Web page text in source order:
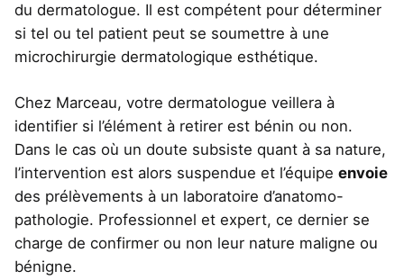
du dermatologue. Il est compétent pour déterminer
si tel ou tel patient peut se soumettre à une
microchirurgie dermatologique esthétique.
Chez Marceau, votre dermatologue veillera à
identifier si l’élément à retirer est bénin ou non.
Dans le cas où un doute subsiste quant à sa nature,
l’intervention est alors suspendue et l’équipe envoie
des prélèvements à un laboratoire d’anatomo-
pathologie. Professionnel et expert, ce dernier se
charge de confirmer ou non leur nature maligne ou
bénigne.